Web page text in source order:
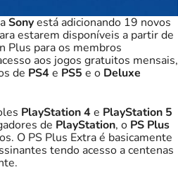
Sonyestá adicionando 19 novos
estarem disponíveis a partir de
Plus para os membros
aos jogos gratuitos mensais,
de PS4e PS5 e o Deluxe
PlayStation 4e PlayStation 5
de PlayStation, o PS Plus
O PS Plus Extra é basicamente
tendo acesso a centenas